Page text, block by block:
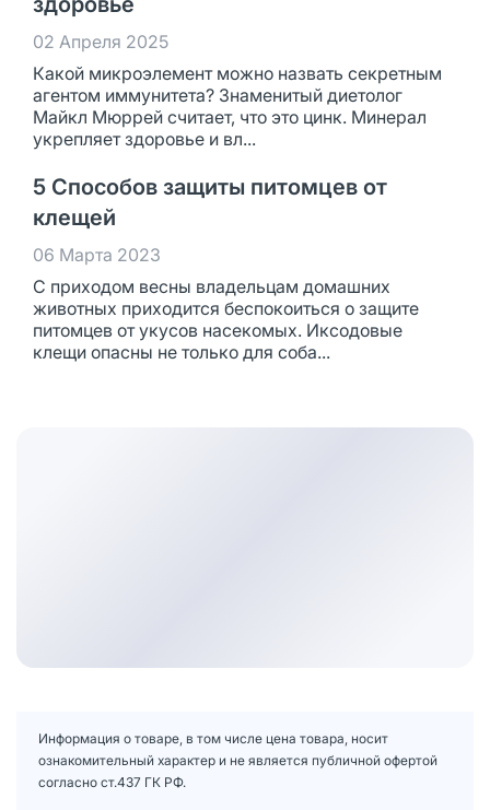
02 Апреля 2025
Какой микроэлемент можно назвать секретным
агентом иммунитета? Знаменитый диетолог
Майкл Мюррей считает, что это цинк. Минерал
укрепляет здоровье и вл...
5 Способов защиты питомцев от
клещей
06 Марта 2023
С приходом весны владельцам домашних
животных приходится беспокоиться о защите
питомцев от укусов насекомых. Иксодовые
клещи опасны не только для соба...
Информация о товаре, в том числе цена товара, носит
ознакомительный характер и не является публичной офертой
согласно ст.437 ГК РФ.